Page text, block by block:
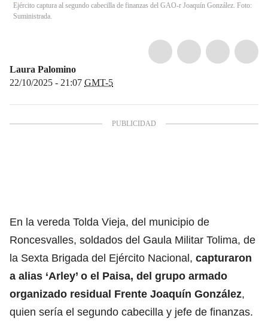
Ejército captura al segundo cabecilla de finanzas del GAO-r Joaquín González. Foto:
Suministrada.
Laura Palomino
22/10/2025 - 21:07 GMT-5
En la vereda Tolda Vieja, del municipio de
Roncesvalles, soldados del Gaula Militar Tolima, de
la Sexta Brigada del Ejército Nacional, capturaron
a alias ‘Arley’ o el Paisa, del grupo armado
organizado residual Frente Joaquín González,
quien sería el segundo cabecilla y jefe de finanzas.